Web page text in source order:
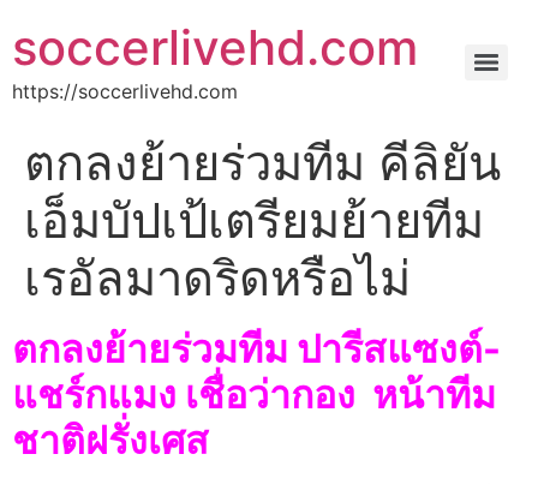
soccerlivehd.com
https://soccerlivehd.com
ตกลงย้ายร่วมทีม คีลิยัน
เอ็มบัปเป้เตรียมย้ายทีม
เรอัลมาดริดหรือไม่
ตกลงย้ายร่วมทีม ปารีสแซงต์-
แชร์กแมง เชื่อว่ากอง หน้าทีม
ชาติฝรั่งเศส